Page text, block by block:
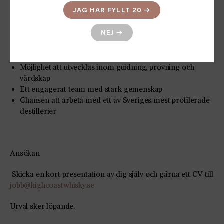
nyfikenhet och vilja att lära. Vi står för introduktion och
Möjlighet att utvecklas inom guidning, provning och
värdskap
Ett engagerat team med stark gemenskap
Chansen att arbeta med ett av Sveriges mest profilerade
destillerier
Ansökan
Skicka en kort presentation av dig själv och gärna ett CV till
jobb@highcoastwhisky.se
Urval sker löpande.
JAG HAR FYLLT 20 →
NEJ →